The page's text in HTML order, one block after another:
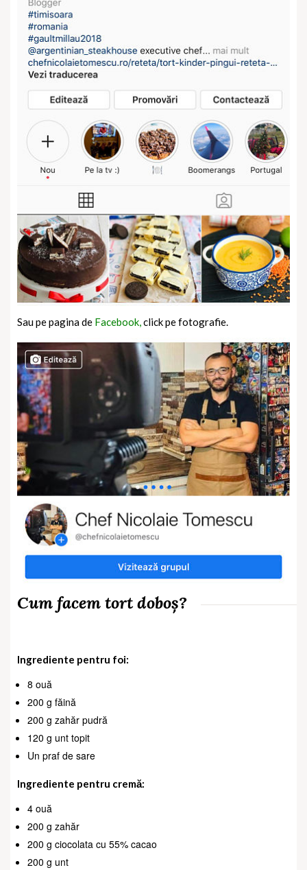
Sau pe pagina de Facebook,click pe fotografie.
Cum facem tort doboș?
Ingrediente pentru foi:
8 ouă
200 g făină
200 g zahăr pudră
120 g unt topit
Un praf de sare
Ingrediente pentru cremă:
4 ouă
200 g zahăr
200 g ciocolata cu 55% cacao
200 g unt